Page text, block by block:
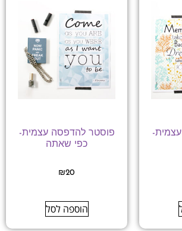
פוסטר להדפסה עצמית-
כפי שאתה
₪20
הוספה לסל